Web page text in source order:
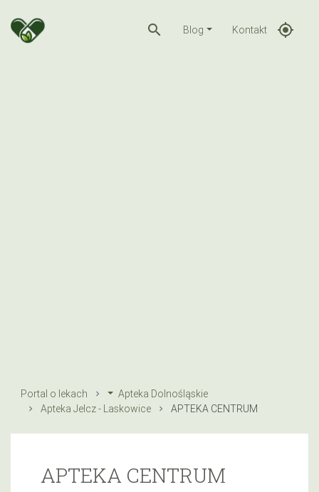
search Blog Kontakt gps_fixed
Portal o lekach
Apteka Dolnośląskie
Apteka Jelcz - Laskowice
APTEKA CENTRUM
APTEKA CENTRUM